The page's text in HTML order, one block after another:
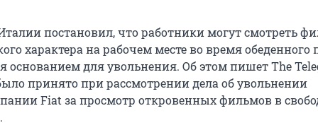
постановил, что работники могут смотреть
характера на рабочем месте во время обеденного
основанием для увольнения. Об этом пишет The
принято при рассмотрении дела об увольнении
Fiat за просмотр откровенных фильмов в